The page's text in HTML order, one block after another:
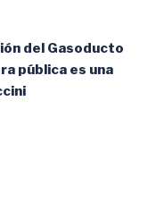
del Gasoducto
pública es una